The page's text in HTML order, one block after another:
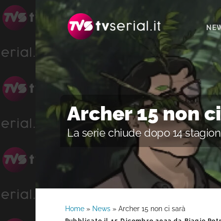
Passa
alla
navigazione
primaria
Passa
contenuto
principale
Passa
alla
barra
laterale
primaria
Archer 15 non
La serie chiude dopo 14
Home » News » Archer 15 non ci sarà